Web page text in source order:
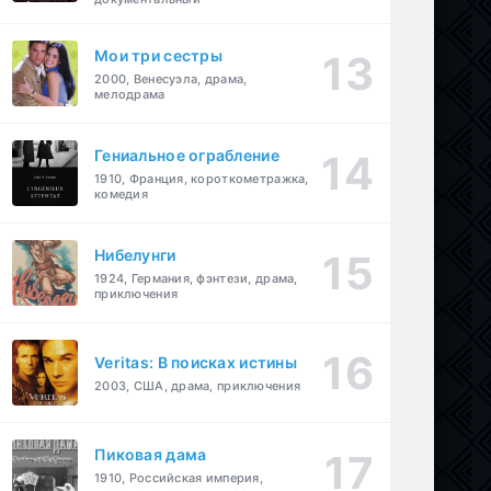
Мои три сестры
2000, Венесуэла, драма,
мелодрама
Гениальное ограбление
1910, Франция, короткометражка,
комедия
Нибелунги
1924, Германия, фэнтези, драма,
приключения
Veritas: В поисках истины
2003, США, драма, приключения
Пиковая дама
1910, Российская империя,